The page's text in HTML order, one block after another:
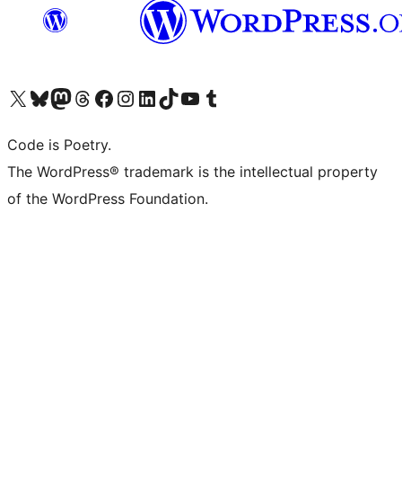
Visita il nostro account X (ex Twitter)
Visita il nostro account Bluesky
Visita il nostro account Mastodon
Visita il nostro account Threads
Visita la nostra pagina Facebook
Visita il nostro account Instagram
Visita il nostro account LinkedIn
Visita il nostro account TikTok
Visita il nostro canale YouTube
Visita il nostro account Tumblr
Code is Poetry.
The WordPress® trademark is the intellectual property
of the WordPress Foundation.